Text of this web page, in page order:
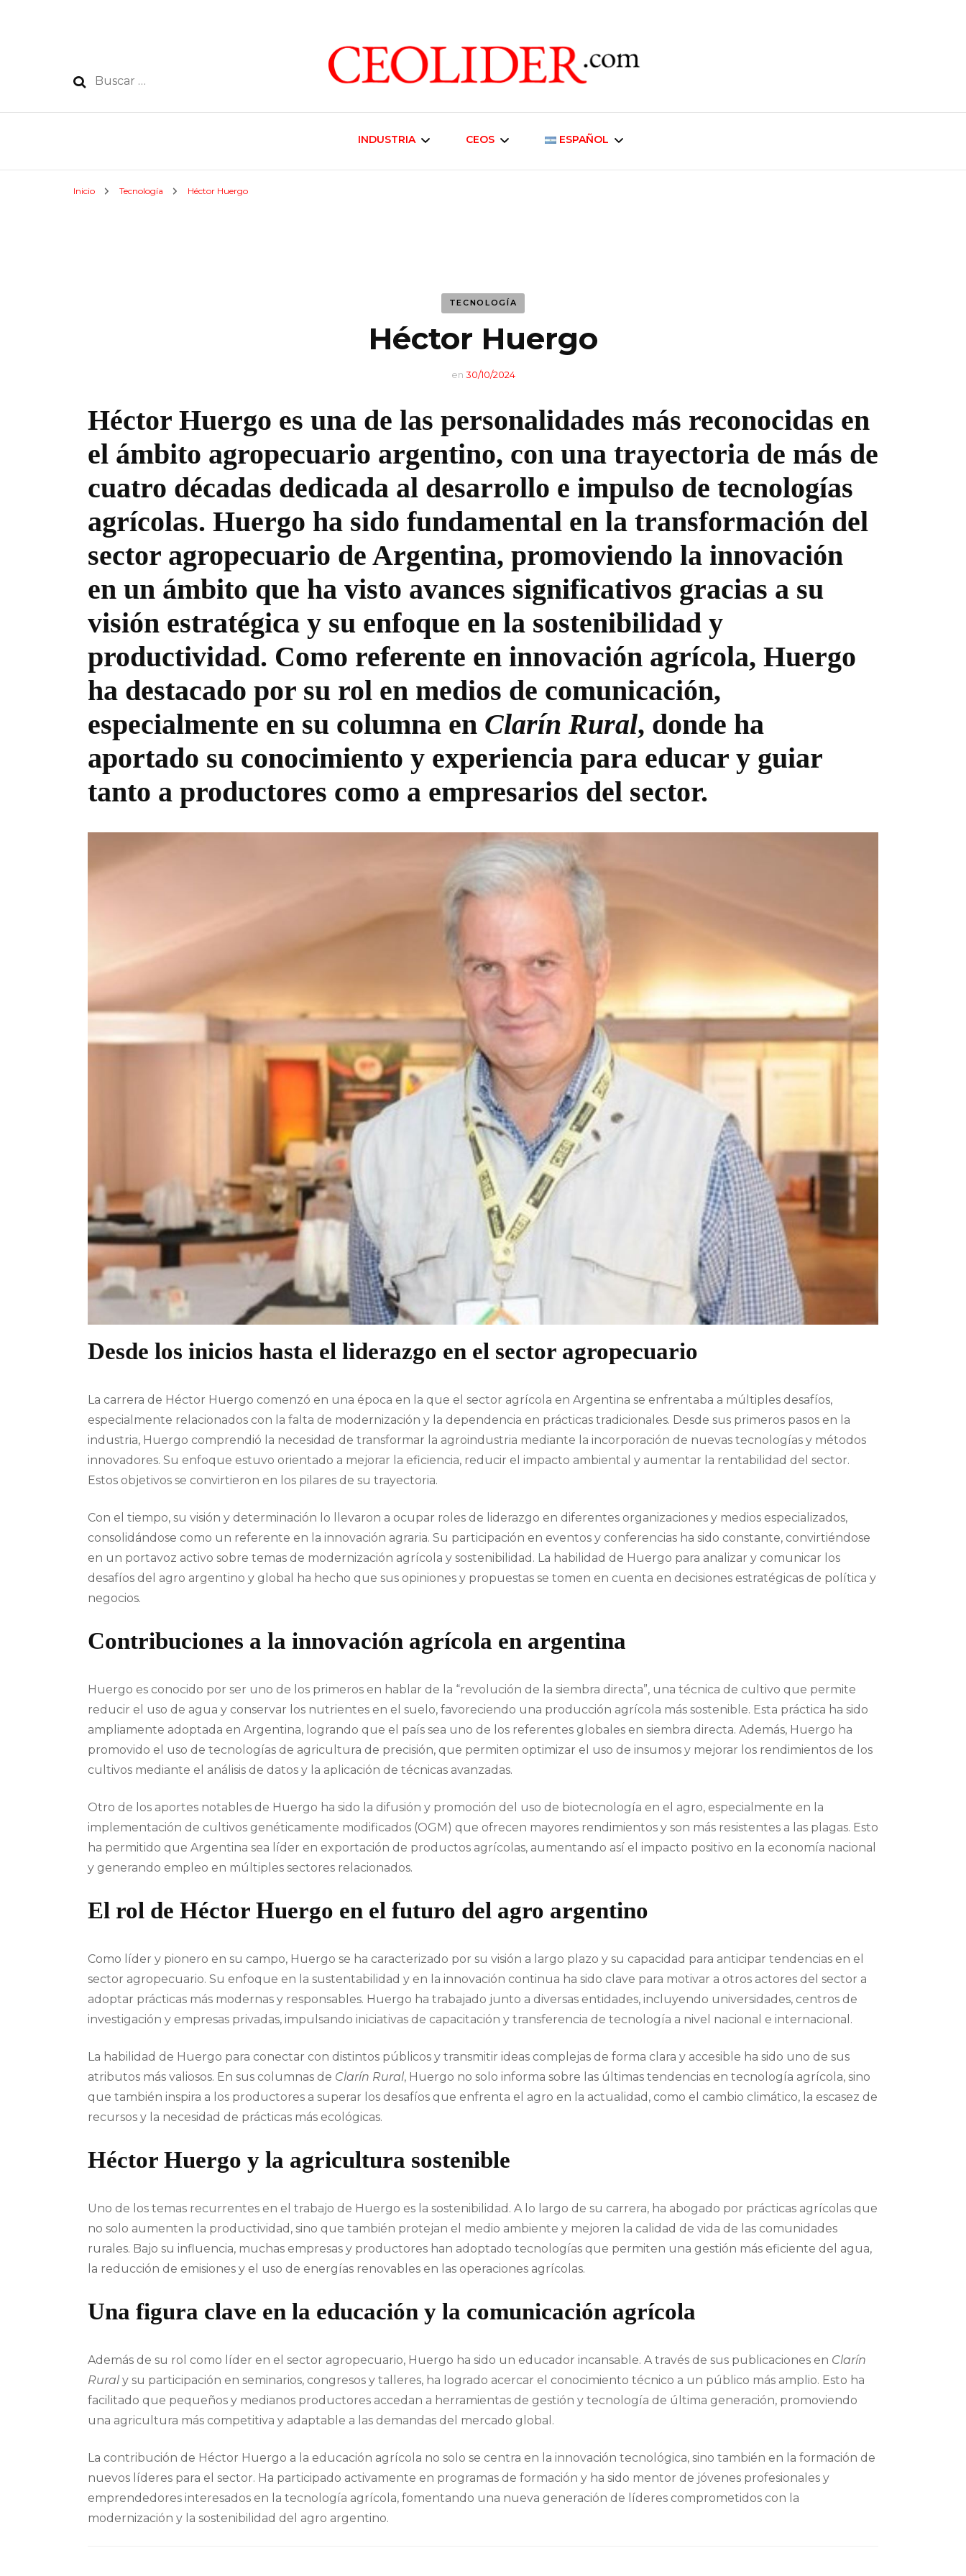
Buscar:
CEOLIDER.COM
INDUSTRIA
Agroindustria
Entretenimiento
Industria Musical
Industria Siderúrgica
Industria Automotriz
Moda
Construcción
CEOS
Negocios
Banca y Finanzas
CEO y su papel en las
empresas
Directora General
Líder en Energías
Music Brokers
ESPAÑOL
Inicio Tecnología Héctor Huergo
TECNOLOGÍA
Héctor Huergo
en 30/10/2024
Héctor Huergo es una de las personalidades más reconocidas en
el ámbito agropecuario argentino, con una trayectoria de más de
cuatro décadas dedicada al desarrollo e impulso de tecnologías
agrícolas. Huergo ha sido fundamental en la transformación del
sector agropecuario de Argentina, promoviendo la innovación
en un ámbito que ha visto avances significativos gracias a su
visión estratégica y su enfoque en la sostenibilidad y
productividad. Como referente en innovación agrícola, Huergo
ha destacado por su rol en medios de comunicación,
especialmente en su columna en Clarín Rural, donde ha
aportado su conocimiento y experiencia para educar y guiar
tanto a productores como a empresarios del sector.
Desde los inicios hasta el liderazgo en el sector agropecuario
La carrera de Héctor Huergo comenzó en una época en la que el sector agrícola en Argentina se enfrentaba a múltiples desafíos,
especialmente relacionados con la falta de modernización y la dependencia en prácticas tradicionales. Desde sus primeros pasos en la
industria, Huergo comprendió la necesidad de transformar la agroindustria mediante la incorporación de nuevas tecnologías y métodos
innovadores. Su enfoque estuvo orientado a mejorar la eficiencia, reducir el impacto ambiental y aumentar la rentabilidad del sector.
Estos objetivos se convirtieron en los pilares de su trayectoria.
Con el tiempo, su visión y determinación lo llevaron a ocupar roles de liderazgo en diferentes organizaciones y medios especializados,
consolidándose como un referente en la innovación agraria. Su participación en eventos y conferencias ha sido constante, convirtiéndose
en un portavoz activo sobre temas de modernización agrícola y sostenibilidad. La habilidad de Huergo para analizar y comunicar los
desafíos del agro argentino y global ha hecho que sus opiniones y propuestas se tomen en cuenta en decisiones estratégicas de política y
negocios.
Contribuciones a la innovación agrícola en argentina
Huergo es conocido por ser uno de los primeros en hablar de la “revolución de la siembra directa”, una técnica de cultivo que permite
reducir el uso de agua y conservar los nutrientes en el suelo, favoreciendo una producción agrícola más sostenible. Esta práctica ha sido
ampliamente adoptada en Argentina, logrando que el país sea uno de los referentes globales en siembra directa. Además, Huergo ha
promovido el uso de tecnologías de agricultura de precisión, que permiten optimizar el uso de insumos y mejorar los rendimientos de los
cultivos mediante el análisis de datos y la aplicación de técnicas avanzadas.
Otro de los aportes notables de Huergo ha sido la difusión y promoción del uso de biotecnología en el agro, especialmente en la
implementación de cultivos genéticamente modificados (OGM) que ofrecen mayores rendimientos y son más resistentes a las plagas. Esto
ha permitido que Argentina sea líder en exportación de productos agrícolas, aumentando así el impacto positivo en la economía nacional
y generando empleo en múltiples sectores relacionados.
El rol de Héctor Huergo en el futuro del agro argentino
Como líder y pionero en su campo, Huergo se ha caracterizado por su visión a largo plazo y su capacidad para anticipar tendencias en el
sector agropecuario. Su enfoque en la sustentabilidad y en la innovación continua ha sido clave para motivar a otros actores del sector a
adoptar prácticas más modernas y responsables. Huergo ha trabajado junto a diversas entidades, incluyendo universidades, centros de
investigación y empresas privadas, impulsando iniciativas de capacitación y transferencia de tecnología a nivel nacional e internacional.
La habilidad de Huergo para conectar con distintos públicos y transmitir ideas complejas de forma clara y accesible ha sido uno de sus
atributos más valiosos. En sus columnas de Clarín Rural, Huergo no solo informa sobre las últimas tendencias en tecnología agrícola, sino
que también inspira a los productores a superar los desafíos que enfrenta el agro en la actualidad, como el cambio climático, la escasez de
recursos y la necesidad de prácticas más ecológicas.
Héctor Huergo y la agricultura sostenible
Uno de los temas recurrentes en el trabajo de Huergo es la sostenibilidad. A lo largo de su carrera, ha abogado por prácticas agrícolas que
no solo aumenten la productividad, sino que también protejan el medio ambiente y mejoren la calidad de vida de las comunidades
rurales. Bajo su influencia, muchas empresas y productores han adoptado tecnologías que permiten una gestión más eficiente del agua,
la reducción de emisiones y el uso de energías renovables en las operaciones agrícolas.
Una figura clave en la educación y la comunicación agrícola
Además de su rol como líder en el sector agropecuario, Huergo ha sido un educador incansable. A través de sus publicaciones en Clarín
Ruraly su participación en seminarios, congresos y talleres, ha logrado acercar el conocimiento técnico a un público más amplio. Esto ha
facilitado que pequeños y medianos productores accedan a herramientas de gestión y tecnología de última generación, promoviendo
una agricultura más competitiva y adaptable a las demandas del mercado global.
La contribución de Héctor Huergo a la educación agrícola no solo se centra en la innovación tecnológica, sino también en la formación de
nuevos líderes para el sector. Ha participado activamente en programas de formación y ha sido mentor de jóvenes profesionales y
emprendedores interesados en la tecnología agrícola, fomentando una nueva generación de líderes comprometidos con la
modernización y la sostenibilidad del agro argentino.